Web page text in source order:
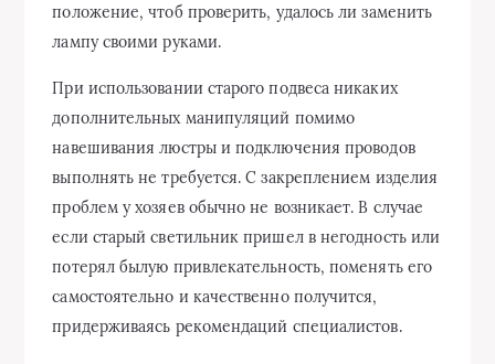
положение, чтоб проверить, удалось ли заменить
лампу своими руками.
При использовании старого подвеса никаких
дополнительных манипуляций помимо
навешивания люстры и подключения проводов
выполнять не требуется. С закреплением изделия
проблем у хозяев обычно не возникает. В случае
если старый светильник пришел в негодность или
потерял былую привлекательность, поменять его
самостоятельно и качественно получится,
придерживаясь рекомендаций специалистов.